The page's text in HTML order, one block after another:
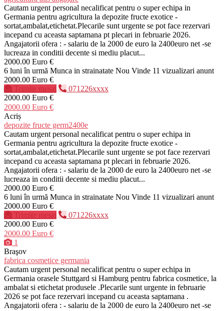
Cautam urgent personal necalificat pentru o super echipa in
Germania pentru agricultura la depozite fructe exotice -
sortat,ambalat,etichetat.Plecarile sunt urgente se pot face rezervari
incepand cu aceasta saptamana pt plecari in februarie 2026.
Angajatorii ofera : - salariu de la 2000 de euro la 2400euro net -se
lucreaza in conditii decente si mediu placut...
2000.00 Euro €
6 luni în urmă Munca in strainatate Nou Vinde 11 vizualizari anunt
2000.00 Euro €
Trimite mesaj
071226xxxx
2000.00 Euro €
2000.00 Euro €
Acriș
depozite fructe germ2400e
Cautam urgent personal necalificat pentru o super echipa in
Germania pentru agricultura la depozite fructe exotice -
sortat,ambalat,etichetat.Plecarile sunt urgente se pot face rezervari
incepand cu aceasta saptamana pt plecari in februarie 2026.
Angajatorii ofera : - salariu de la 2000 de euro la 2400euro net -se
lucreaza in conditii decente si mediu placut...
2000.00 Euro €
6 luni în urmă Munca in strainatate Nou Vinde 11 vizualizari anunt
2000.00 Euro €
Trimite mesaj
071226xxxx
2000.00 Euro €
2000.00 Euro €
1
Braşov
fabrica cosmetice germania
Cautam urgent personal necalificat pentru o super echipa in
Germania orasele Stuttgard si Hamburg pentru fabrica cosmetice, la
ambalat si etichetat produsele .Plecarile sunt urgente in februarie
2026 se pot face rezervari incepand cu aceasta saptamana .
Angajatorii ofera : - salariu de la 2000 de euro la 2400euro net -se